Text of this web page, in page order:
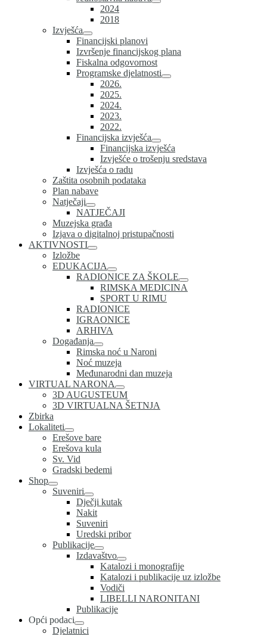
2024
2018
Izvješća
Financijski planovi
Izvršenje financijskog plana
Fiskalna odgovornost
Programske djelatnosti
2026.
2025.
2024.
2023.
2022.
Financijska izvješća
Financijska izvješća
Izvješće o trošenju sredstava
Izvješća o radu
Zaštita osobnih podataka
Plan nabave
Natječaji
NATJEČAJI
Muzejska građa
Izjava o digitalnoj pristupačnosti
AKTIVNOSTI
Izložbe
EDUKACIJA
RADIONICE ZA ŠKOLE
RIMSKA MEDICINA
SPORT U RIMU
RADIONICE
IGRAONICE
ARHIVA
Događanja
Rimska noć u Naroni
Noć muzeja
Međunarodni dan muzeja
VIRTUAL NARONA
3D AUGUSTEUM
3D VIRTUALNA ŠETNJA
Zbirka
Lokaliteti
Erešove bare
Erešova kula
Sv. Vid
Gradski bedemi
Shop
Suveniri
Dječji kutak
Nakit
Suveniri
Uredski pribor
Publikacije
Izdavaštvo
Katalozi i monografije
Katalozi i publikacije uz izložbe
Vodiči
LIBELLI NARONITANI
Publikacije
Opći podaci
Djelatnici